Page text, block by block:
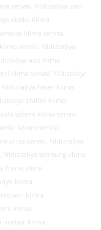
servisi, Yıldıztabya zen
alaska klima
klima servisi,
servisi, Yıldıztabya
aux klima
klima servisi, Yıldıztabya
haier klima
chiller klima
sistem klima servisi,
bakım servisi,
arıza servisi, Yıldıztabya
samsung klima
Trane klima
klima
klima
klima
nortair klima